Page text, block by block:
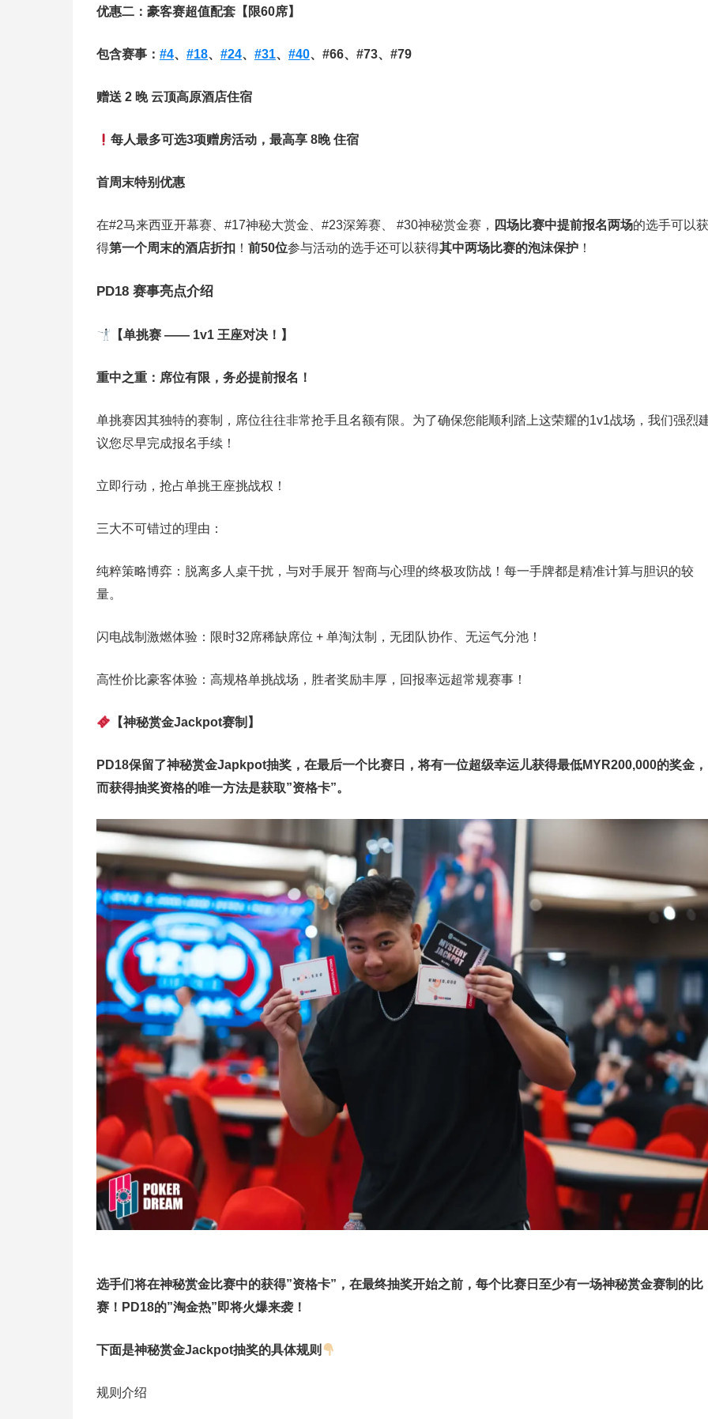
优惠二：豪客赛超值配套【限60席】
包含赛事： #4、 #18、 #24、 #31、 #40、#66、#73、#79
赠送 2 晚 云顶高原酒店住宿
每人最多可选3项赠房活动，最高享 8晚 住宿
首周末特别优惠
在#2马来西亚开幕赛、#17神秘大赏金、#23深筹赛、 #30神秘赏金赛， 四场比赛中提前报名两场的选手可以获
得第一个周末的酒店折扣 ！ 前50位参与活动的选手还可以获得其中两场比赛的泡沫保护 ！
PD18 赛事亮点介绍
【单挑赛 —— 1v1 王座对决！】
重中之重：席位有限，务必提前报名！
单挑赛因其独特的赛制，席位往往非常抢手且名额有限。为了确保您能顺利踏上这荣耀的1v1战场，我们强烈
议您尽早完成报名手续！
立即行动，抢占单挑王座挑战权！
三大不可错过的理由：
纯粹策略博弈：脱离多人桌干扰，与对手展开 智商与心理的终极攻防战！每一手牌都是精准计算与胆识的较
量。
闪电战制激燃体验：限时32席稀缺席位 + 单淘汰制，无团队协作、无运气分池！
高性价比豪客体验：高规格单挑战场，胜者奖励丰厚，回报率远超常规赛事！
【神秘赏金Jackpot赛制】
PD18保留了神秘赏金Japkpot抽奖，在最后一个比赛日，将有一位超级幸运儿获得最低MYR200,000的奖金，
而获得抽奖资格的唯一方法是获取”资格卡”。
选手们将在神秘赏金比赛中的获得”资格卡”，在最终抽奖开始之前，每个比赛日至少有一场神秘赏金赛制的比
赛！PD18的”淘金热”即将火爆来袭！
下面是神秘赏金Jackpot抽奖的具体规则
规则介绍